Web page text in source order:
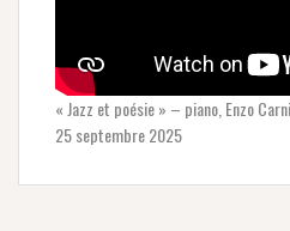
« Jazz et poésie » – piano, Enzo
25 septembre 2025